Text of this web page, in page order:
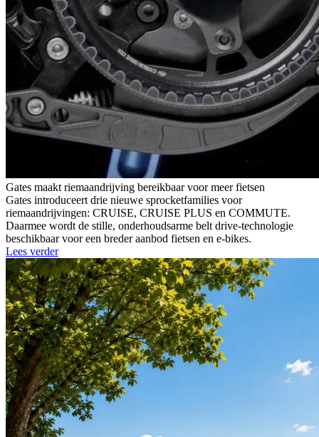
Gates maakt riemaandrijving bereikbaar voor meer fietsen
Gates introduceert drie nieuwe sprocketfamilies voor
riemaandrijvingen: CRUISE, CRUISE PLUS en COMMUTE.
Daarmee wordt de stille, onderhoudsarme belt drive-technologie
beschikbaar voor een breder aanbod fietsen en e-bikes.
Lees verder